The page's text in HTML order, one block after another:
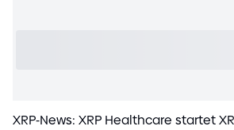
XRP-News: XRP Healthcare startet